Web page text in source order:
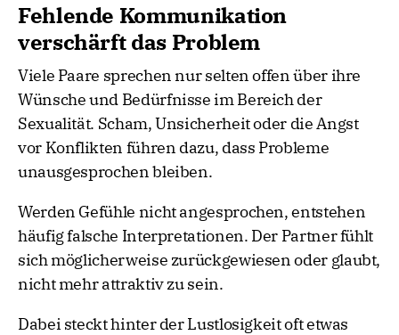
Fehlende Kommunikation
verschärft das Problem
Viele Paare sprechen nur selten offen über ihre
Wünsche und Bedürfnisse im Bereich der
Sexualität. Scham, Unsicherheit oder die Angst
vor Konflikten führen dazu, dass Probleme
unausgesprochen bleiben.
Werden Gefühle nicht angesprochen, entstehen
häufig falsche Interpretationen. Der Partner fühlt
sich möglicherweise zurückgewiesen oder glaubt,
nicht mehr attraktiv zu sein.
Dabei steckt hinter der Lustlosigkeit oft etwas